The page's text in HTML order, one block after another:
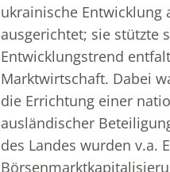
ukrainische
ausgerichtet; sie stützte
Entwicklungstrend
Marktwirtschaft. Dabei
die Errichtung einer
ausländischer
des Landes wurden v.a.